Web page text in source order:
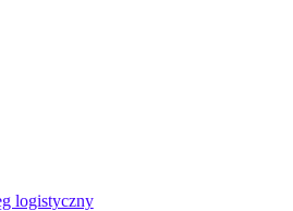
logistyczny